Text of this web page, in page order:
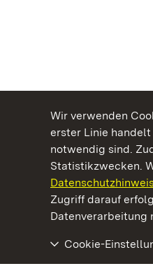
Wir verwenden
erster Linie
notwendig sind.
Statistikzwecken.
Zugriff darauf
Datenverarbeitung
Cookie-
Kommen.